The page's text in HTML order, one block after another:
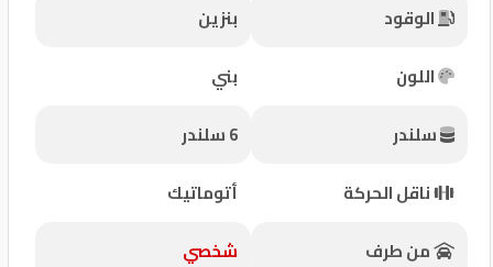
إتصل
بنا
المنتدى
كيو
الوقود
بنزين
اللون
بني
سلندر
6 سلندر
ناقل الحركة
أتوماتيك
من طرف
شخصي